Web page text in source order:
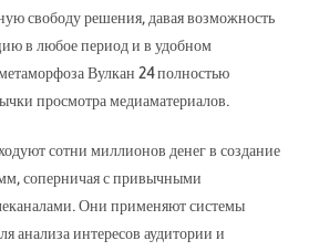
свободу решения, давая возможность
в любое период и в удобном
Вулкан 24 полностью
просмотра медиаматериалов.
сотни миллионов денег в создание
соперничая с привычными
Они применяют системы
анализа интересов аудитории и